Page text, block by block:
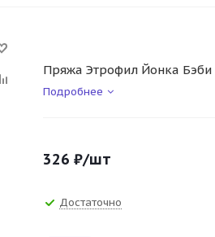
Пряжа Этрофил Йонка
Подробнее
326 ₽/шт
Достаточно